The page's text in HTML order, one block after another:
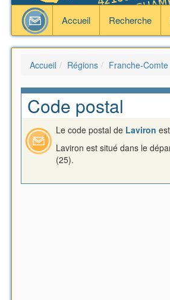
Accueil Recherche
Accueil Régions Franche-Comte
Code postal
Le code postal de Laviron est
Laviron est situé dans le
(25).